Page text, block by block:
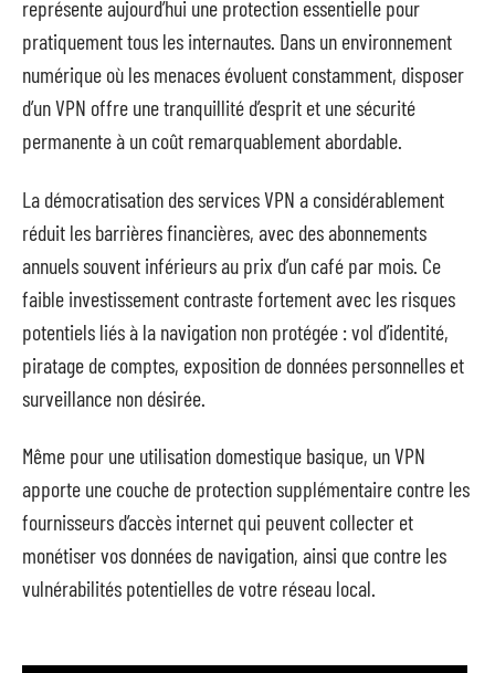
représente aujourd’hui une protection essentielle pour
pratiquement tous les internautes. Dans un environnement
numérique où les menaces évoluent constamment, disposer
d’un VPN offre une tranquillité d’esprit et une sécurité
permanente à un coût remarquablement abordable.
La démocratisation des services VPN a considérablement
réduit les barrières financières, avec des abonnements
annuels souvent inférieurs au prix d’un café par mois. Ce
faible investissement contraste fortement avec les risques
potentiels liés à la navigation non protégée : vol d’identité,
piratage de comptes, exposition de données personnelles et
surveillance non désirée.
Même pour une utilisation domestique basique, un VPN
apporte une couche de protection supplémentaire contre les
fournisseurs d’accès internet qui peuvent collecter et
monétiser vos données de navigation, ainsi que contre les
vulnérabilités potentielles de votre réseau local.